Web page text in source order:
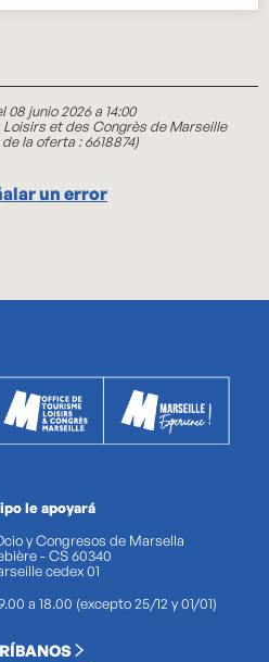
08 junio 2026 a 14:00
et des Congrès de Marseille
la oferta :6618874)
un error
le apoyará
y Congresos de Marsella
- CS 60340
cedex 01
a 18.00 (excepto 25/12 y 01/01)